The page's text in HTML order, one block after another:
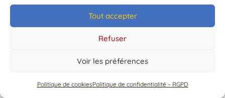
Tout accepter
Refuser
Voir les préférences
Politique de cookiesPolitique de confidentialité – RGPD
© Mairie de Chaource [2004-2024] | Tous droits réservés.
Developed by